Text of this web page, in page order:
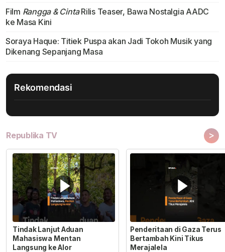
Film Rangga & CintaRilis Teaser, Bawa Nostalgia AADC
ke Masa Kini
Soraya Haque: Titiek Puspa akan Jadi Tokoh Musik yang
Dikenang Sepanjang Masa
Rekomendasi
Republika TV >
Tindak Lanjut Aduan
Mahasiswa Mentan
Langsung ke Alor
Penderitaan di Gaza Terus
Bertambah Kini Tikus
Merajalela